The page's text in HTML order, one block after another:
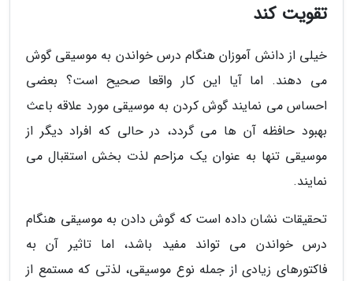
تقویت کند
خیلی از دانش آموزان هنگام درس خواندن به موسیقی گوش
می دهند. اما آیا این کار واقعا صحیح است؟ بعضی
احساس می نمایند گوش کردن به موسیقی مورد علاقه باعث
بهبود حافظه آن ها می گردد، در حالی که افراد دیگر از
موسیقی تنها به عنوان یک مزاحم لذت بخش استقبال می
نمایند.
تحقیقات نشان داده است که گوش دادن به موسیقی هنگام
درس خواندن می تواند مفید باشد، اما تاثیر آن به
فاکتورهای زیادی از جمله نوع موسیقی، لذتی که مستمع از